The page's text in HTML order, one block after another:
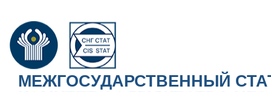
МЕЖГОСУДАРСТВЕННЫЙ